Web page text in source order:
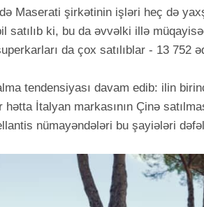
Maserati şirkətinin işləri heç də
satılıb ki, bu da əvvəlki illə
da çox satılıblar - 13 752
tendensiyası davam edib: ilin
hətta İtalyan markasının Çinə
nümayəndələri bu şayiələri